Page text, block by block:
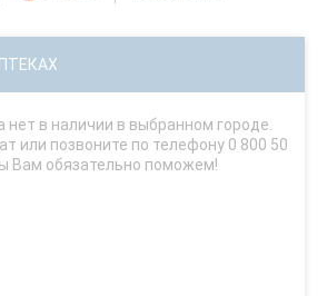
нет в наличии в выбранном городе.
или позвоните по телефону 0 800 50
Вам обязательно поможем!